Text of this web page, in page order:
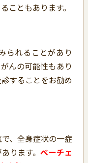
こともあります。
られることがあり
んの可能性もあり
することをお勧め
、全身症状の一症
ります。べーチェ